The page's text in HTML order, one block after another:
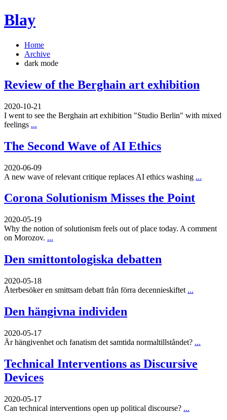
Blay
Home
Archive
dark mode
Review of the Berghain art exhibition
2020-10-21
I went to see the Berghain art exhibition "Studio Berlin" with mixed
feelings ...
The Second Wave of AI Ethics
2020-06-09
A new wave of relevant critique replaces AI ethics washing ...
Corona Solutionism Misses the Point
2020-05-19
Why the notion of solutionism feels out of place today. A comment
on Morozov. ...
Den smittontologiska debatten
2020-05-18
Återbesöker en smittsam debatt från förra decennieskiftet ...
Den hängivna individen
2020-05-17
Är hängivenhet och fanatism det samtida normaltillståndet? ...
Technical Interventions as Discursive
Devices
2020-05-17
Can technical interventions open up political discourse? ...